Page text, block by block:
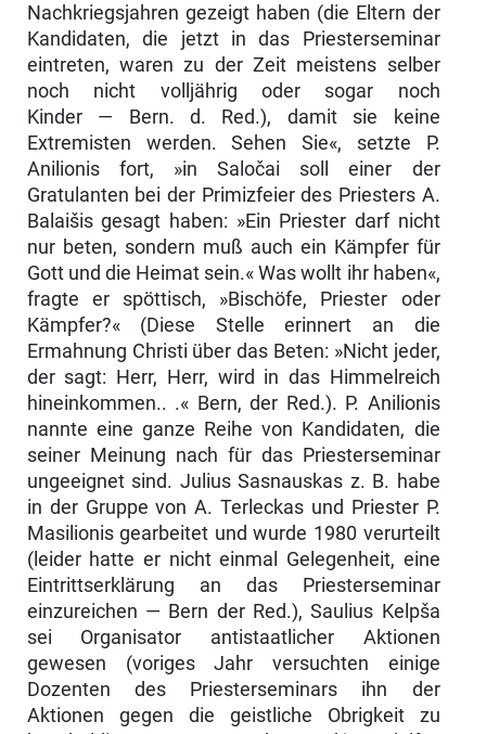
Nachkriegsjahren gezeigt haben (die Eltern der
Kandidaten, die jetzt in das Priesterseminar
eintreten, waren zu der Zeit meistens selber
noch nicht volljährig oder sogar noch
Kinder — Bern. d. Red.), damit sie keine
Extremisten werden. Sehen Sie«, setzte P.
Anilionis fort, »in Saločai soll einer der
Gratulanten bei der Primizfeier des Priesters A.
Balaišis gesagt haben: »Ein Priester darf nicht
nur beten, sondern muß auch ein Kämpfer für
Gott und die Heimat sein.« Was wollt ihr haben«,
fragte er spöttisch, »Bischöfe, Priester oder
Kämpfer?« (Diese Stelle er­innert an die
Ermahnung Christi über das Beten: »Nicht jeder,
der sagt: Herr, Herr, wird in das Himmelreich
hineinkommen.. .« Bern, der Red.). P. Anilionis
nannte eine ganze Reihe von Kandidaten, die
seiner Meinung nach für das Priesterseminar
ungeeignet sind. Julius Sasnauskas z. B. habe
in der Gruppe von A. Terleckas und Priester P.
Masilionis gearbeitet und wurde 1980 verurteilt
(leider hatte er nicht einmal Gelegenheit, eine
Eintrittser­klärung an das Priesterseminar
einzureichen — Bern der Red.), Saulius Kelpša
sei Organisator antistaatlicher Aktionen
gewesen (voriges Jahr ver­suchten einige
Dozenten des Priesterseminars ihn der
Aktionen gegen die geistliche Obrigkeit zu